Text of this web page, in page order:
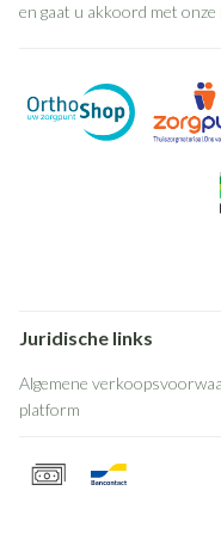
en gaat u akkoord met onze
Juridische links
Algemene
platform